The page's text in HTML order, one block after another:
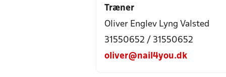
Træner
Oliver Englev Lyng Valsted
31550652 / 31550652
oliver@nail4you.dk